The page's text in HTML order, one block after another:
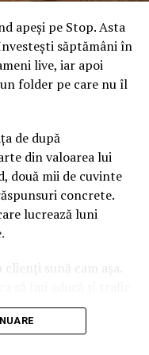
la consultări pe
în domeniul
apeși pe Stop. Asta
săptămâni în
live, iar apoi
folder pe care nu îl
de după
din valoarea lui
două mii de cuvinte
concrete.
lucrează luni
sună cam așa.
Răspunsul
nu în felul în care